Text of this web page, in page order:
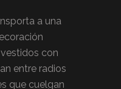
a una
con
entre radios
que cuelgan